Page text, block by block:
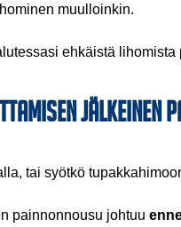
muulloinkin.
ehkäistä
jälkeinen
tai syötkö
painnonnousu johtuu